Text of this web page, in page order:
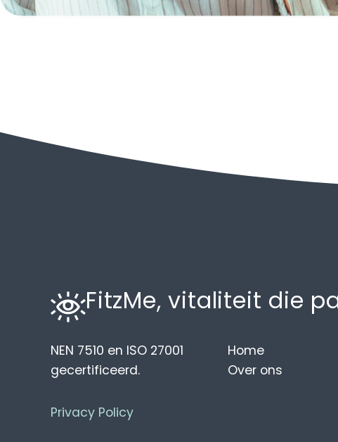
FitzMe, vitaliteit die
NEN 7510 en ISO 27001
gecertificeerd.
Privacy Policy
Home
Over ons